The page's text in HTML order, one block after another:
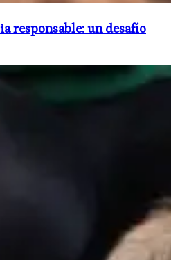
responsable: un desafío